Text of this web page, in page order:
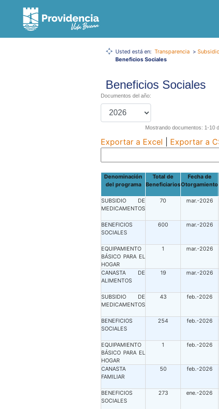
Usted está en: Transparencia >
Beneficios Sociales
Beneficios Sociales
Documentos del año:
Mostrando documentos: 1-10
Exportar a Excel Exportar a
Denominación
del programa
Total de
Beneficiarios
Fecha de
Otorgamiento
SUBSIDIO DE
MEDICAMENTOS
70 mar.-2026
BENEFICIOS
SOCIALES
600 mar.-2026
EQUIPAMIENTO
BÁSICO PARA EL
HOGAR
1 mar.-2026
CANASTA DE
ALIMENTOS
19 mar.-2026
SUBSIDIO DE
MEDICAMENTOS
43 feb.-2026
BENEFICIOS
SOCIALES
254 feb.-2026
EQUIPAMIENTO
BÁSICO PARA EL
HOGAR
1 feb.-2026
CANASTA
FAMILIAR
50 feb.-2026
BENEFICIOS
SOCIALES
273 ene.-2026